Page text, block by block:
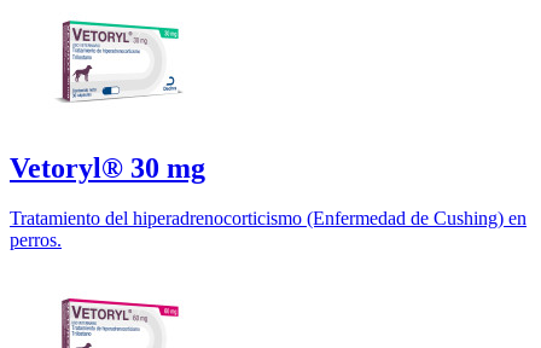
Vetoryl® 30 mg
Tratamiento del hiperadrenocorticismo (Enfermedad de Cushing) en
perros.